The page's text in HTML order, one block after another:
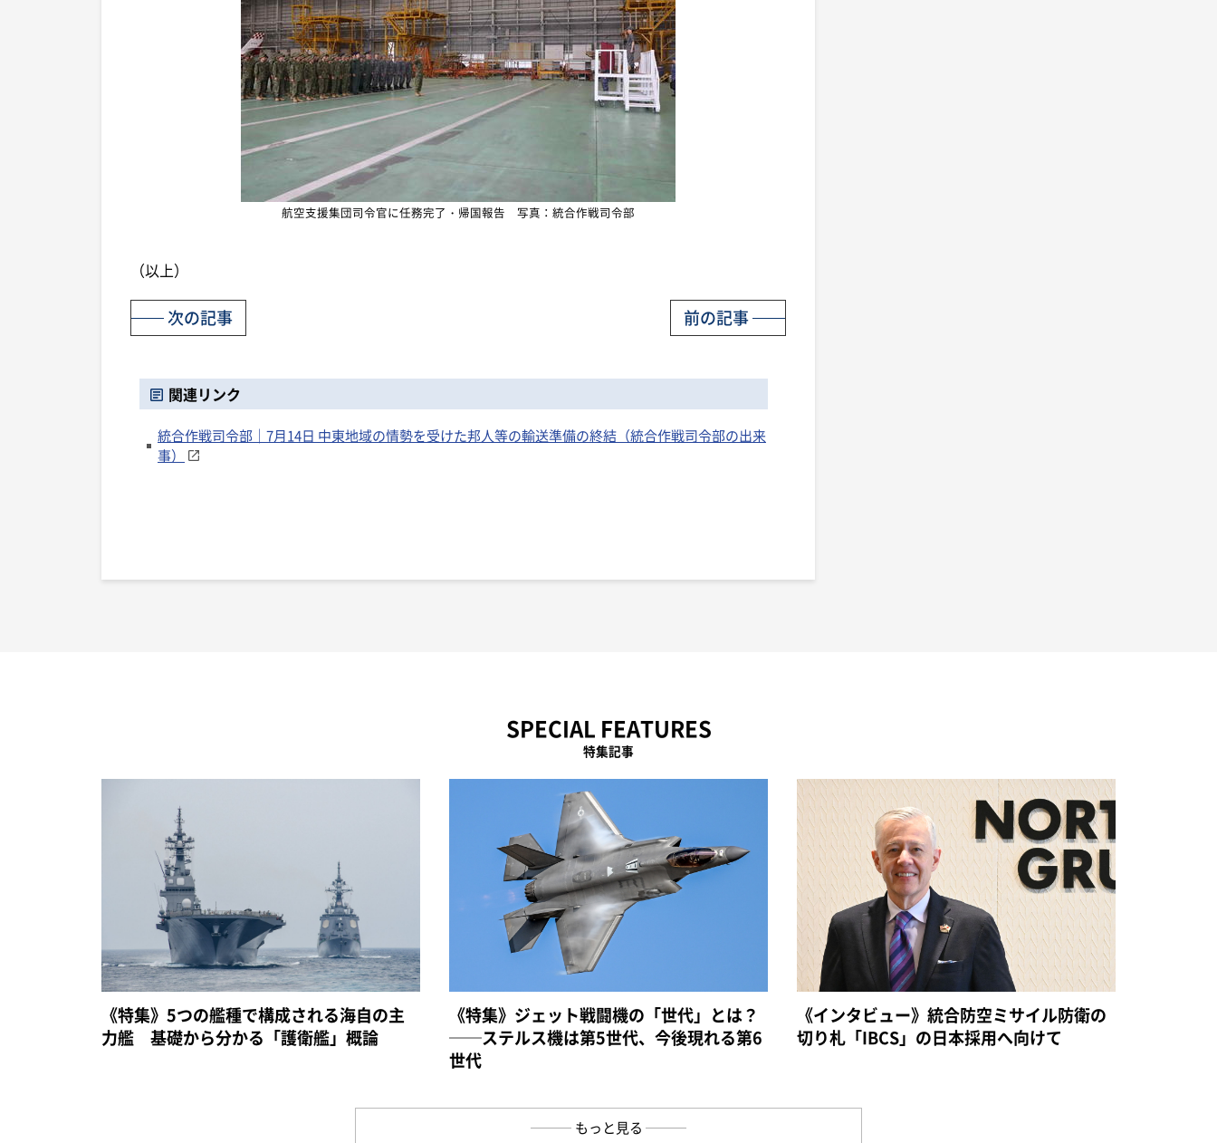
航空支援集団司令官に任務完了・帰国報告 写真：統合作戦司令部
（以上）
前の記事
次の記事
関連リンク
統合作戦司令部｜7月14日 中東地域の情勢を受けた邦人等の輸送準備の終結（統合作戦司令部の出来
事）
SPECIAL FEATURES
特集記事
《特集》5つの艦種で構成される海自の主
力艦 基礎から分かる「護衛艦」概論
《特集》ジェット戦闘機の「世代」とは？
──ステルス機は第5世代、今後現れる第6
世代
《インタビュー》統合防空ミサイル防衛の
切り札「IBCS」の日本採用へ向けて
もっと見る